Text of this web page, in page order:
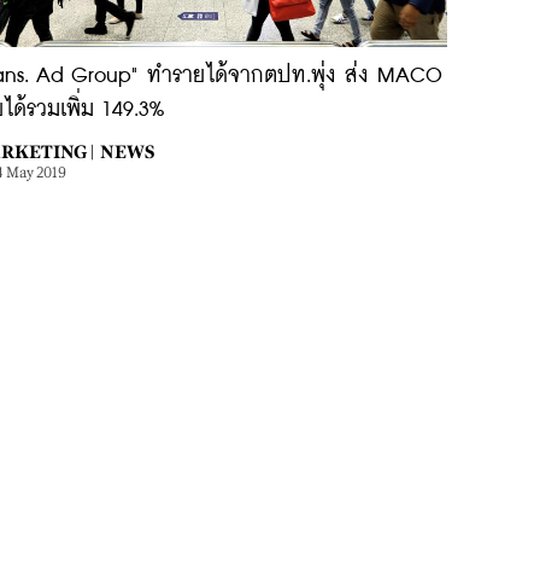
Ad Group" ทำรายได้จากตปท.พุ่ง ส่ง MACO
ด้รวมเพิ่ม 149.3%
| NEWS
May 2019